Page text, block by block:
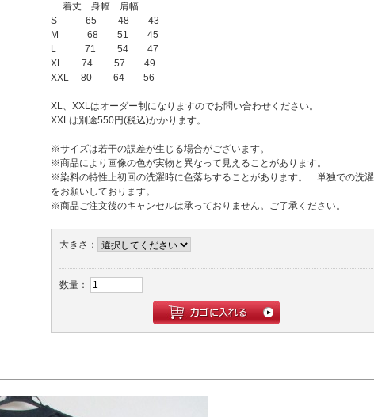
着丈 身幅 肩幅
S 65 48 43
M 68 51 45
L 71 54 47
XL 74 57 49
XXL 80 64 56
XL、XXLはオーダー制になりますのでお問い合わせください。
XXLは別途550円(税込)かかります。
※サイズは若干の誤差が生じる場合がございます。
※商品により画像の色が実物と異なって見えることがあります。
※染料の特性上初回の洗濯時に色落ちすることがあります。 単独での洗濯
をお願いしております。
※商品ご注文後のキャンセルは承っておりません。ご了承ください。
大きさ：
数量：